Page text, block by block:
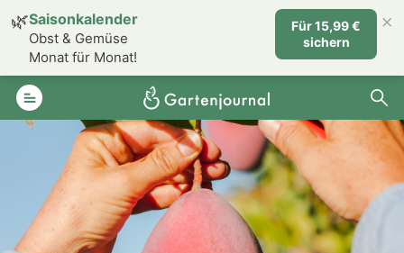
🌿Saisonkalender
Obst & Gemüse
Monat für Monat!
Für 15,99 €
sichern
×